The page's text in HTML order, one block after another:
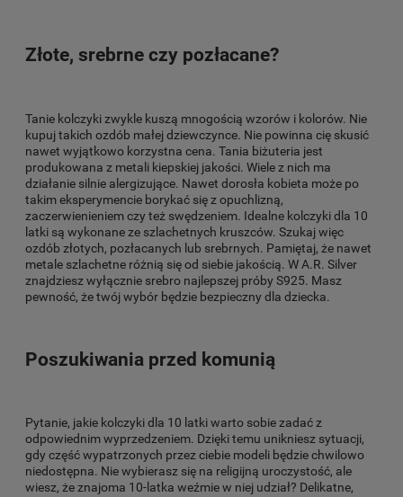
Złote, srebrne czy pozłacane?
Tanie kolczyki zwykle kuszą mnogością wzorów i kolorów. Nie
kupuj takich ozdób małej dziewczynce. Nie powinna cię skusić
nawet wyjątkowo korzystna cena. Tania biżuteria jest
produkowana z metali kiepskiej jakości. Wiele z nich ma
działanie silnie alergizujące. Nawet dorosła kobieta może po
takim eksperymencie borykać się z opuchlizną,
zaczerwienieniem czy też swędzeniem. Idealne kolczyki dla 10
latki są wykonane ze szlachetnych kruszców. Szukaj więc
ozdób złotych, pozłacanych lub srebrnych. Pamiętaj, że nawet
metale szlachetne różnią się od siebie jakością. W A.R. Silver
znajdziesz wyłącznie srebro najlepszej próby S925. Masz
pewność, że twój wybór będzie bezpieczny dla dziecka.
Poszukiwania przed komunią
Pytanie, jakie kolczyki dla 10 latki warto sobie zadać z
odpowiednim wyprzedzeniem. Dzięki temu unikniesz sytuacji,
gdy część wypatrzonych przez ciebie modeli będzie chwilowo
niedostępna. Nie wybierasz się na religijną uroczystość, ale
wiesz, że znajoma 10-latka weźmie w niej udział? Delikatne,